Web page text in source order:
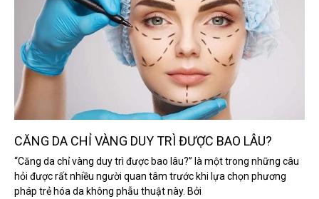
CĂNG DA CHỈ VÀNG DUY TRÌ ĐƯỢC BAO LÂU?
“Căng da chỉ vàng duy trì được bao lâu?” là một trong những câu
hỏi được rất nhiều người quan tâm trước khi lựa chọn phương
pháp trẻ hóa da không phẫu thuật này. Bởi